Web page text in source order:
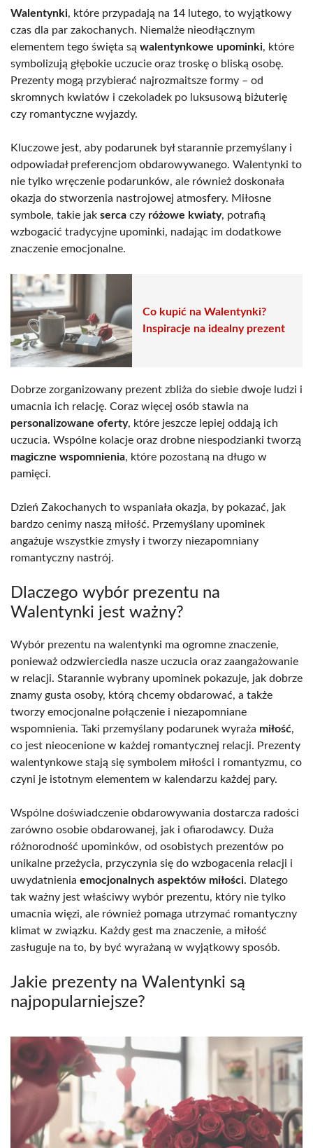
Walentynki, które przypadają na 14 lutego, to wyjątkowy
czas dla par zakochanych. Niemalże nieodłącznym
elementem tego święta są walentynkowe upominki, które
symbolizują głębokie uczucie oraz troskę o bliską osobę.
Prezenty mogą przybierać najrozmaitsze formy – od
skromnych kwiatów i czekoladek po luksusową biżuterię
czy romantyczne wyjazdy.
Kluczowe jest, aby podarunek był starannie przemyślany i
odpowiadał preferencjom obdarowywanego. Walentynki to
nie tylko wręczenie podarunków, ale również doskonała
okazja do stworzenia nastrojowej atmosfery. Miłosne
symbole, takie jak serca czy różowe kwiaty, potrafią
wzbogacić tradycyjne upominki, nadając im dodatkowe
znaczenie emocjonalne.
Co kupić na Walentynki?
Inspiracje na idealny prezent
Dobrze zorganizowany prezent zbliża do siebie dwoje ludzi i
umacnia ich relację. Coraz więcej osób stawia na
personalizowane oferty, które jeszcze lepiej oddają ich
uczucia. Wspólne kolacje oraz drobne niespodzianki tworzą
magiczne wspomnienia, które pozostaną na długo w
pamięci.
Dzień Zakochanych to wspaniała okazja, by pokazać, jak
bardzo cenimy naszą miłość. Przemyślany upominek
angażuje wszystkie zmysły i tworzy niezapomniany
romantyczny nastrój.
Dlaczego wybór prezentu na
Walentynki jest ważny?
Wybór prezentu na walentynki ma ogromne znaczenie,
ponieważ odzwierciedla nasze uczucia oraz zaangażowanie
w relacji. Starannie wybrany upominek pokazuje, jak dobrze
znamy gusta osoby, którą chcemy obdarować, a także
tworzy emocjonalne połączenie i niezapomniane
wspomnienia. Taki przemyślany podarunek wyraża miłość,
co jest nieocenione w każdej romantycznej relacji. Prezenty
walentynkowe stają się symbolem miłości i romantyzmu, co
czyni je istotnym elementem w kalendarzu każdej pary.
Wspólne doświadczenie obdarowywania dostarcza radości
zarówno osobie obdarowanej, jak i ofiarodawcy. Duża
różnorodność upominków, od osobistych prezentów po
unikalne przeżycia, przyczynia się do wzbogacenia relacji i
uwydatnienia emocjonalnych aspektów miłości. Dlatego
tak ważny jest właściwy wybór prezentu, który nie tylko
umacnia więzi, ale również pomaga utrzymać romantyczny
klimat w związku. Każdy gest ma znaczenie, a miłość
zasługuje na to, by być wyrażaną w wyjątkowy sposób.
Jakie prezenty na Walentynki są
najpopularniejsze?